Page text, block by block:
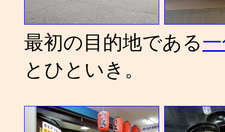
最初の目的地である
とひといき。